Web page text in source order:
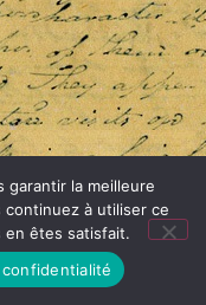
garantir la meilleure
à utiliser ce
en êtes satisfait.